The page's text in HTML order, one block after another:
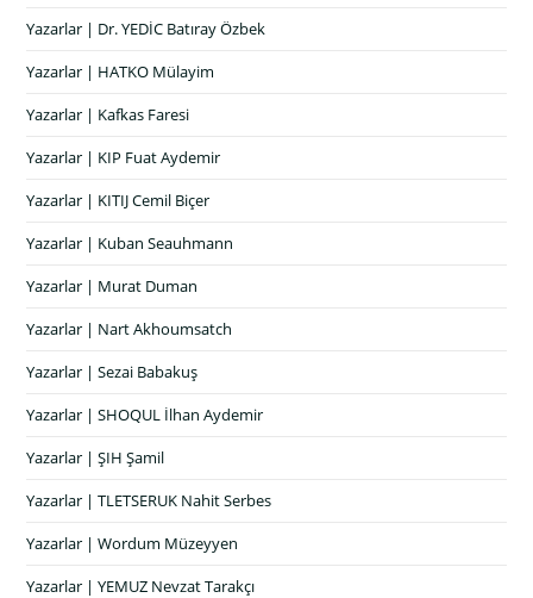
Yazarlar | Dr. YEDİC Batıray Özbek
Yazarlar | HATKO Mülayim
Yazarlar | Kafkas Faresi
Yazarlar | KIP Fuat Aydemir
Yazarlar | KITIJ Cemil Biçer
Yazarlar | Kuban Seauhmann
Yazarlar | Murat Duman
Yazarlar | Nart Akhoumsatch
Yazarlar | Sezai Babakuş
Yazarlar | SHOQUL İlhan Aydemir
Yazarlar | ŞIH Şamil
Yazarlar | TLETSERUK Nahit Serbes
Yazarlar | Wordum Müzeyyen
Yazarlar | YEMUZ Nevzat Tarakçı